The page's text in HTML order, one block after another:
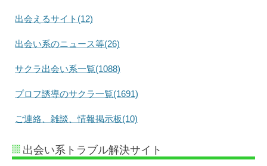
出会えるサイト(12)
出会い系のニュース等(26)
サクラ出会い系一覧(1088)
プロフ誘導のサクラ一覧(1691)
ご連絡、雑談、情報掲示板(10)
出会い系トラブル解決サイト